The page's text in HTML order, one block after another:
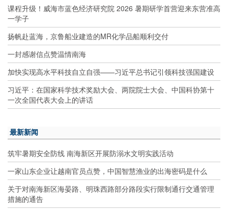
课程升级！威海市蓝色经济研究院 2026 暑期研学首营迎来东营准高
一学子
扬帆赴蓝海，京鲁船业建造的MR化学品船顺利交付
一封感谢信点赞温情南海
加快实现高水平科技自立自强——习近平总书记引领科技强国建设
习近平：在国家科学技术奖励大会、两院院士大会、中国科协第十
一次全国代表大会上的讲话
最新新闻
筑牢暑期安全防线 南海新区开展防溺水文明实践活动
一家山东企业让越南官员点赞，中国智慧渔业的出海密码是什么
关于对南海新区海晏路、明珠西路部分路段实行限制通行交通管理
措施的通告